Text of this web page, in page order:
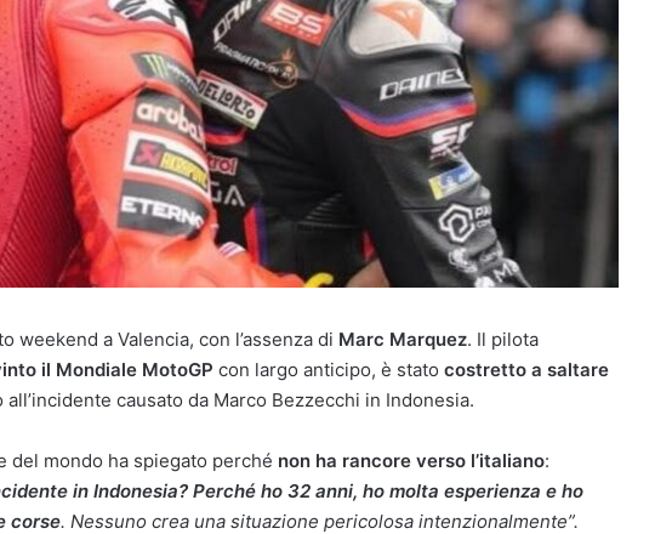
weekend a Valencia, con l’assenza di Marc Marquez. Il pilota
il Mondiale MotoGP con largo anticipo, è stato costretto a saltare
causato da Marco Bezzecchi in Indonesia.
del mondo ha spiegato perché non ha rancore verso l’italiano:
in Indonesia? Perché ho 32 anni, ho molta esperienza e ho
corse. Nessuno crea una situazione pericolosa intenzionalmente”.